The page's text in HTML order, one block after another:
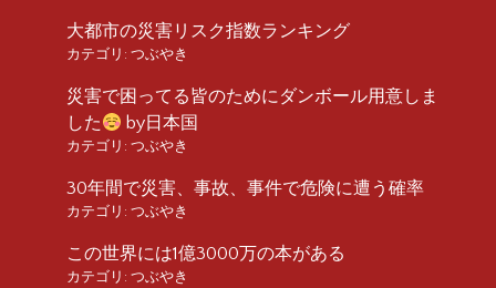
大都市の災害リスク指数ランキング
カテゴリ: つぶやき
災害で困ってる皆のためにダンボール用意しま
した
by日本国
カテゴリ: つぶやき
30年間で災害、事故、事件で危険に遭う確率
カテゴリ: つぶやき
この世界には1億3000万の本がある
カテゴリ: つぶやき